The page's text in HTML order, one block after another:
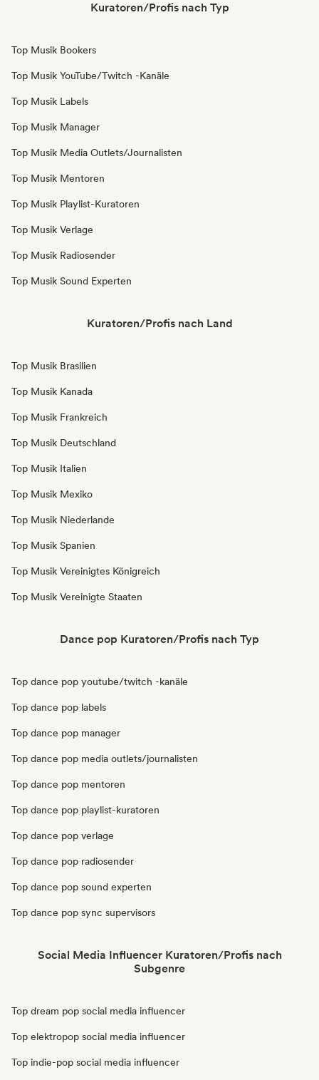
Kuratoren/Profis nach Typ
Top Musik Bookers
Top Musik YouTube/Twitch -Kanäle
Top Musik Labels
Top Musik Manager
Top Musik Media Outlets/Journalisten
Top Musik Mentoren
Top Musik Playlist-Kuratoren
Top Musik Verlage
Top Musik Radiosender
Top Musik Sound Experten
Kuratoren/Profis nach Land
Top Musik Brasilien
Top Musik Kanada
Top Musik Frankreich
Top Musik Deutschland
Top Musik Italien
Top Musik Mexiko
Top Musik Niederlande
Top Musik Spanien
Top Musik Vereinigtes Königreich
Top Musik Vereinigte Staaten
Dance pop Kuratoren/Profis nach Typ
Top dance pop youtube/twitch -kanäle
Top dance pop labels
Top dance pop manager
Top dance pop media outlets/journalisten
Top dance pop mentoren
Top dance pop playlist-kuratoren
Top dance pop verlage
Top dance pop radiosender
Top dance pop sound experten
Top dance pop sync supervisors
Social Media Influencer Kuratoren/Profis nach
Subgenre
Top dream pop social media influencer
Top elektropop social media influencer
Top indie-pop social media influencer